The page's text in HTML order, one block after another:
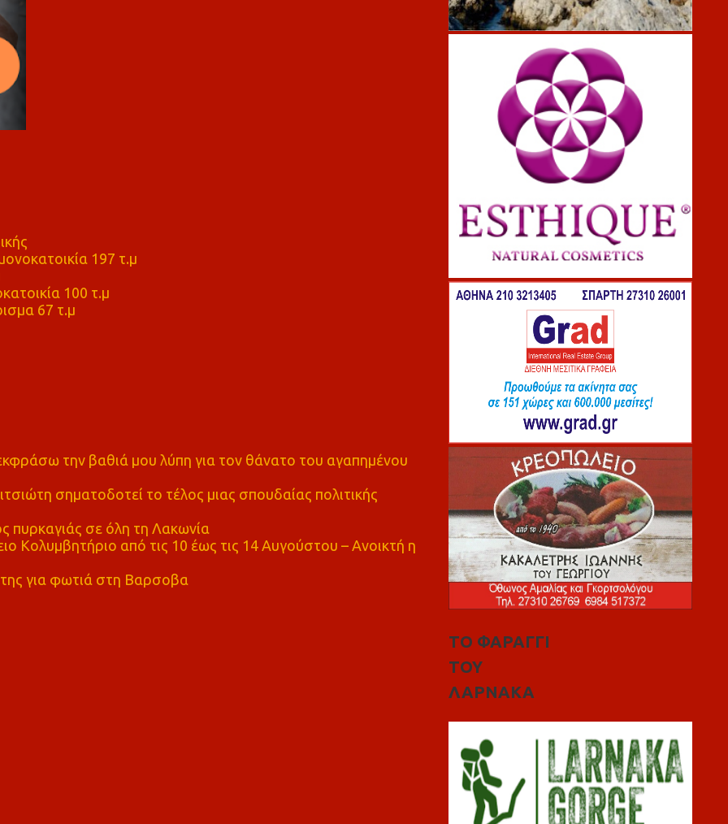
197 τ.μ
100 τ.μ
67 τ.μ
την βαθιά μου λύπη για τον θάνατο του αγαπημένου
σηματοδοτεί το τέλος μιας σπουδαίας πολιτικής
πυρκαγιάς σε όλη τη Λακωνία
Κολυμβητήριο από τις 10 έως τις 14 Αυγούστου – Ανοικτή η
για φωτιά στη Βαρσοβα
ΤΟ ΦΑΡΑΓΓΙ
ΤΟΥ
ΛΑΡΝΑΚΑ